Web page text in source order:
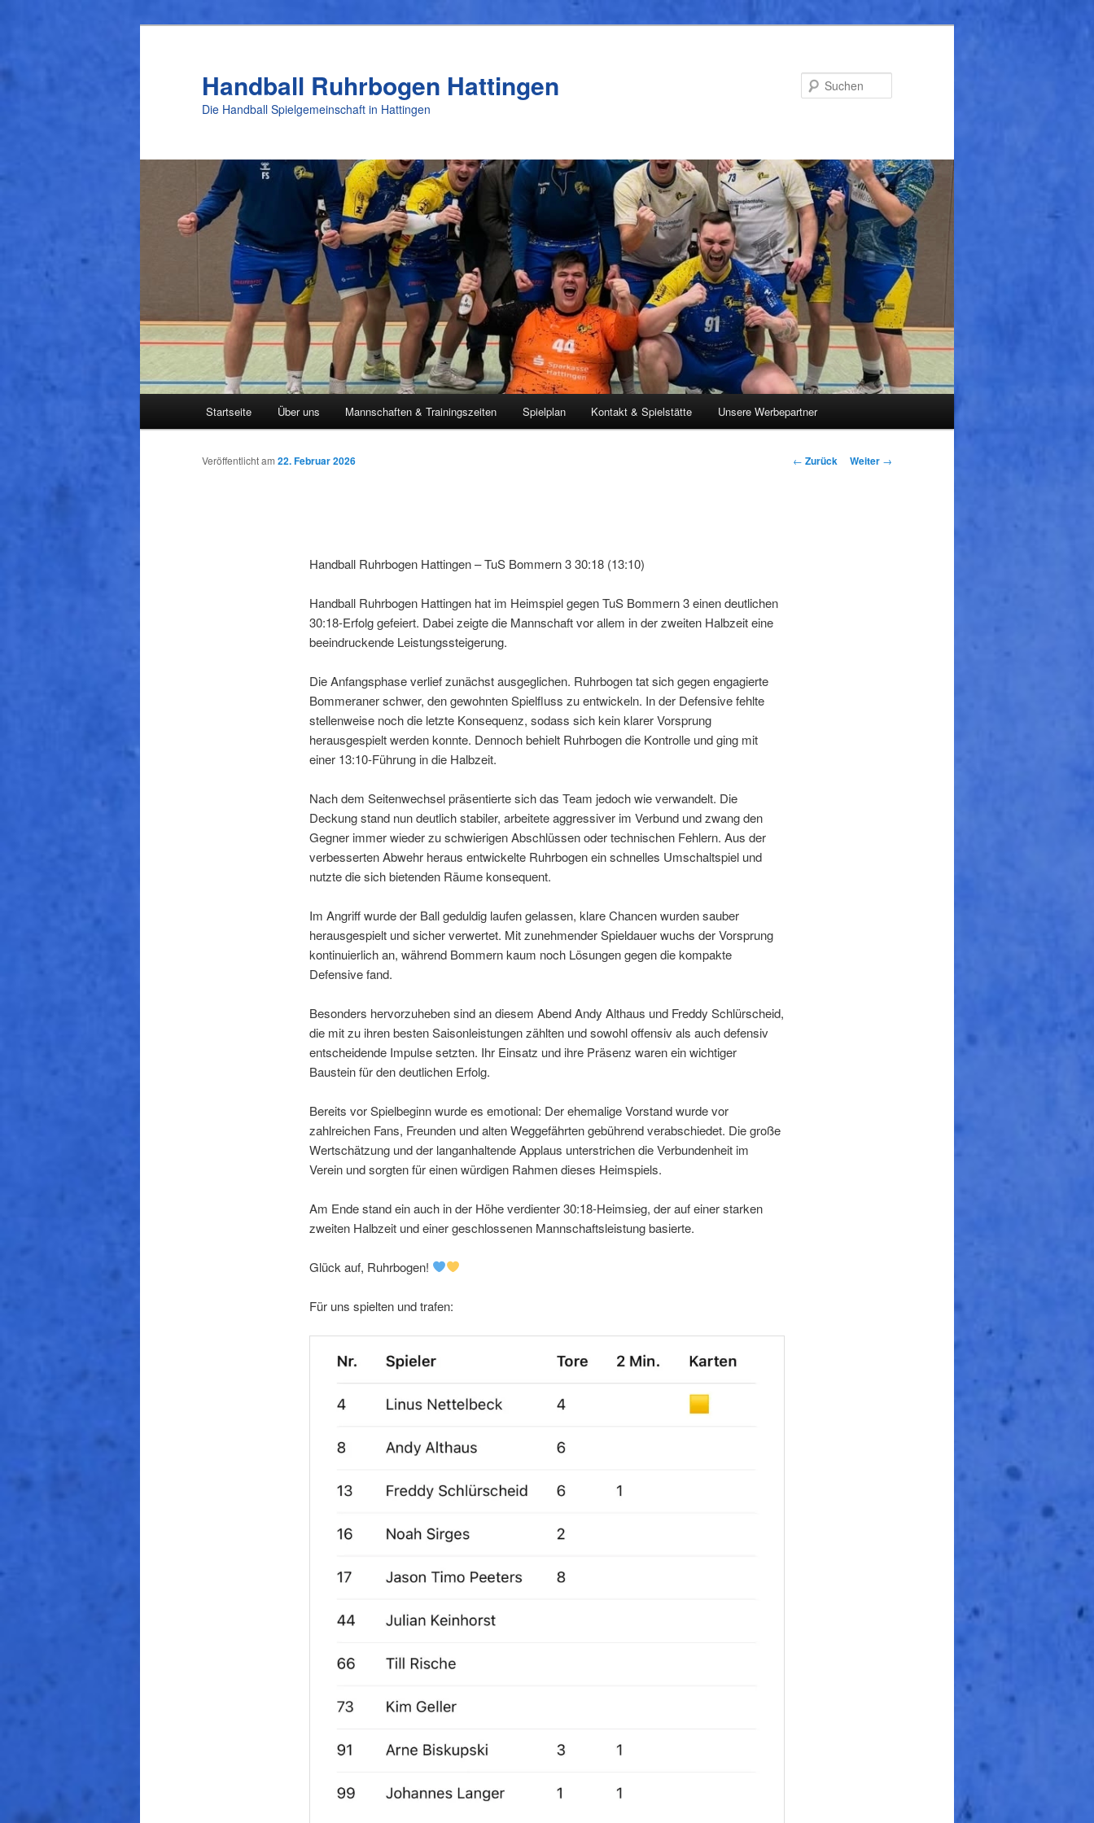
wechseln
Handball Ruhrbogen Hattingen
Die Handball Spielgemeinschaft in Hattingen
Startseite Über uns Mannschaften & Trainingszeiten Spielplan Kontakt & Spielstätte Unsere Werbepartner
Beitrags-
← Zurück Weiter →
Veröffentlicht am 22. Februar 2026
Handball Ruhrbogen Hattingen – TuS Bommern 3 30:18 (13:10)
Handball Ruhrbogen Hattingen hat im Heimspiel gegen TuS Bommern 3 einen deutlichen
30:18-Erfolg gefeiert. Dabei zeigte die Mannschaft vor allem in der zweiten Halbzeit eine
beeindruckende Leistungssteigerung.
Die Anfangsphase verlief zunächst ausgeglichen. Ruhrbogen tat sich gegen engagierte
Bommeraner schwer, den gewohnten Spielfluss zu entwickeln. In der Defensive fehlte
stellenweise noch die letzte Konsequenz, sodass sich kein klarer Vorsprung
herausgespielt werden konnte. Dennoch behielt Ruhrbogen die Kontrolle und ging mit
einer 13:10-Führung in die Halbzeit.
Nach dem Seitenwechsel präsentierte sich das Team jedoch wie verwandelt. Die
Deckung stand nun deutlich stabiler, arbeitete aggressiver im Verbund und zwang den
Gegner immer wieder zu schwierigen Abschlüssen oder technischen Fehlern. Aus der
verbesserten Abwehr heraus entwickelte Ruhrbogen ein schnelles Umschaltspiel und
nutzte die sich bietenden Räume konsequent.
Im Angriff wurde der Ball geduldig laufen gelassen, klare Chancen wurden sauber
herausgespielt und sicher verwertet. Mit zunehmender Spieldauer wuchs der Vorsprung
kontinuierlich an, während Bommern kaum noch Lösungen gegen die kompakte
Defensive fand.
Besonders hervorzuheben sind an diesem Abend Andy Althaus und Freddy Schlürscheid,
die mit zu ihren besten Saisonleistungen zählten und sowohl offensiv als auch defensiv
entscheidende Impulse setzten. Ihr Einsatz und ihre Präsenz waren ein wichtiger
Baustein für den deutlichen Erfolg.
Bereits vor Spielbeginn wurde es emotional: Der ehemalige Vorstand wurde vor
zahlreichen Fans, Freunden und alten Weggefährten gebührend verabschiedet. Die große
Wertschätzung und der langanhaltende Applaus unterstrichen die Verbundenheit im
Verein und sorgten für einen würdigen Rahmen dieses Heimspiels.
Am Ende stand ein auch in der Höhe verdienter 30:18-Heimsieg, der auf einer starken
zweiten Halbzeit und einer geschlossenen Mannschaftsleistung basierte.
Glück auf, Ruhrbogen!
Für uns spielten und trafen: